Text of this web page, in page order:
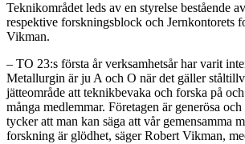
Teknikområdet leds av en styrelse bestående
respektive forskningsblock och Jernkontorets
Vikman.
– TO 23:s första år verksamhetsår har varit
Metallurgin är ju A och O när det gäller
jätteområde att teknikbevaka och forska på
många medlemmar. Företagen är generösa
tycker att man kan säga att vår gemensamma
forskning är glödhet, säger Robert Vikman,